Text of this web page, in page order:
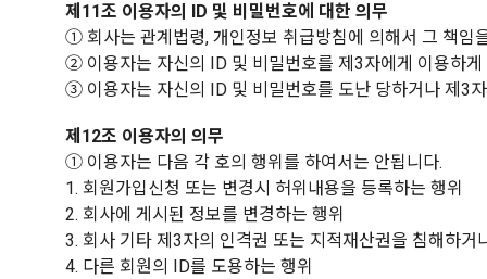
제11조 이용자의 ID 및 비밀번호에 대한 의무
① 회사는 관계법령, 개인정보 취급방침에 의해서 그 책임
② 이용자는 자신의 ID 및 비밀번호를 제3자에게 이용하게
③ 이용자는 자신의 ID 및 비밀번호를 도난 당하거나 제3
제12조 이용자의 의무
① 이용자는 다음 각 호의 행위를 하여서는 안됩니다.
1. 회원가입신청 또는 변경시 허위내용을 등록하는 행위
2. 회사에 게시된 정보를 변경하는 행위
3. 회사 기타 제3자의 인격권 또는 지적재산권을 침해하거
4. 다른 회원의 ID를 도용하는 행위